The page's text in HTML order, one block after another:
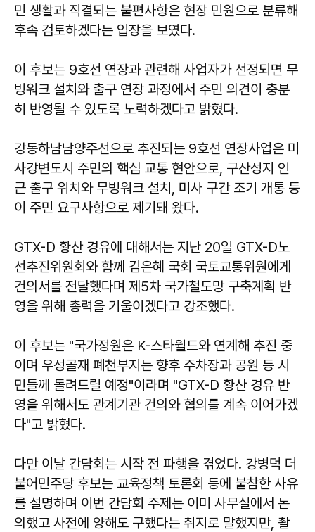
민 생활과 직결되는 불편사항은 현장 민원으로 분류해
후속 검토하겠다는 입장을 보였다.
이 후보는 9호선 연장과 관련해 사업자가 선정되면 무
빙워크 설치와 출구 연장 과정에서 주민 의견이 충분
히 반영될 수 있도록 노력하겠다고 밝혔다.
강동하남남양주선으로 추진되는 9호선 연장사업은 미
사강변도시 주민의 핵심 교통 현안으로, 구산성지 인
근 출구 위치와 무빙워크 설치, 미사 구간 조기 개통 등
이 주민 요구사항으로 제기돼 왔다.
GTX-D 황산 경유에 대해서는 지난 20일 GTX-D노
선추진위원회와 함께 김은혜 국회 국토교통위원에게
건의서를 전달했다며 제5차 국가철도망 구축계획 반
영을 위해 총력을 기울이겠다고 강조했다.
이 후보는 "국가정원은 K-스타월드와 연계해 추진 중
이며 우성골재 폐천부지는 향후 주차장과 공원 등 시
민들께 돌려드릴 예정"이라며 "GTX-D 황산 경유 반
영을 위해서도 관계기관 건의와 협의를 계속 이어가겠
다"고 밝혔다.
다만 이날 간담회는 시작 전 파행을 겪었다. 강병덕 더
불어민주당 후보는 교육정책 토론회 등에 불참한 사유
를 설명하며 이번 간담회 주제는 이미 사무실에서 논
의했고 사전에 양해도 구했다는 취지로 말했지만, 촬